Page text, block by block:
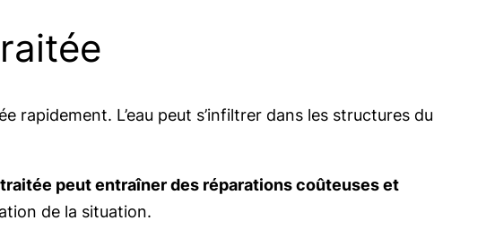
rapidement. L’eau peut s’infiltrer dans les structures du
peut entraîner des réparations coûteuses et
de la situation.